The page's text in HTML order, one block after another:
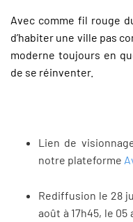
Avec comme fil rouge
d’habiter une ville pas
moderne toujours en
de se réinventer.
Lien de
notre plateforme
Rediffusion le 28
août à 17h45, le 05